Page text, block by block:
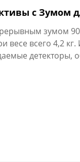
с Зумом
зумом
всего 4,2
детекторы,